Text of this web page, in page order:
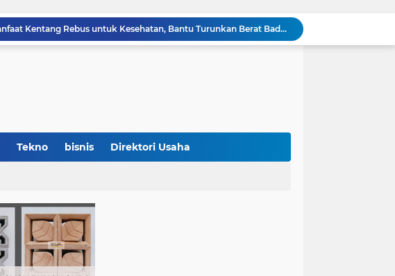
Sopir Alphard Viral di Bundaran HI Ternyata Polisi Aktif, Gunakan Pelat Palsu dan Kena Tilang
China Tegaskan Dukungan untuk Iran, Wang Yi Desak Perdamaian Timur Tengah dan Soroti Ketegangan dengan AS
Iran Dikabarkan Incar 400 Rudal Pertahanan Udara China, Benarkah? Ini Penjelasan Lengkapnya
Tekno bisnis Direktori Usaha